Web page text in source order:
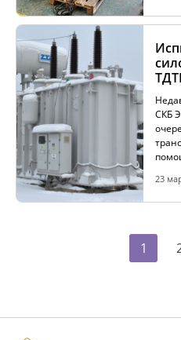
СКБ
23
1